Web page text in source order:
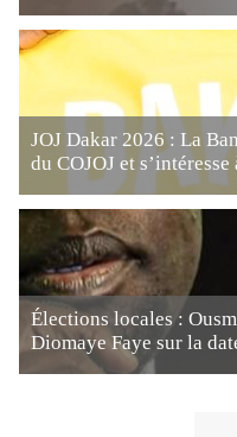
JOJ Dakar 2026 : La
du COJOJ et
Élections locales :
Diomaye Faye sur la